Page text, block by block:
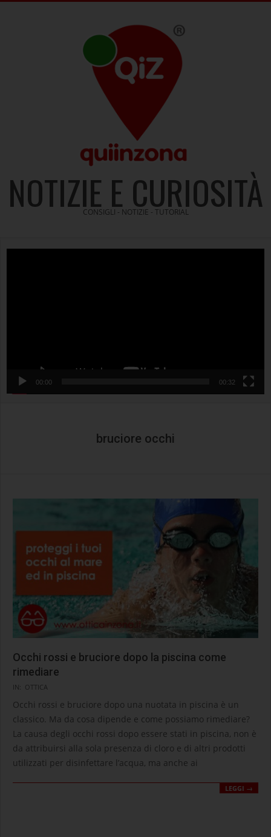
NOTIZIE E CURIOSITÀ
CONSIGLI - NOTIZIE - TUTORIAL
00:00 00:32
bruciore occhi
Occhi rossi e bruciore dopo la piscina come
rimediare
2021-
05-
13
IN: OTTICA
Occhi rossi e bruciore dopo una nuotata in piscina è un
classico. Ma da cosa dipende e come possiamo rimediare?
La causa degli occhi rossi dopo essere stati in piscina, non è
da attribuirsi alla sola presenza di cloro e di altri prodotti
utilizzati per disinfettare l’acqua, ma anche ai
LEGGI →